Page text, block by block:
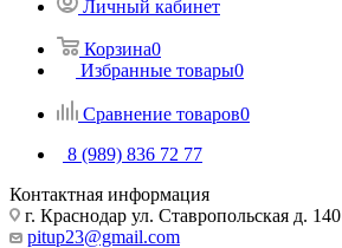
Личный кабинет
Корзина0
Избранные товары0
Сравнение товаров0
8 (989) 836 72 77
Контактная информация
г. Краснодар ул. Ставропольская д. 140
pitup23@gmail.com